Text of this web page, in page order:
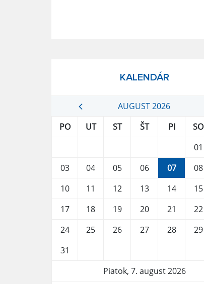
KALENDÁR
AUGUST 2026
PO
UT ST ŠT PI SO
01
03
04 05 06 07 08
10
11 12 13 14 15
17
18 19 20 21 22
24
25 26 27 28 29
31
Piatok, 7. august 2026